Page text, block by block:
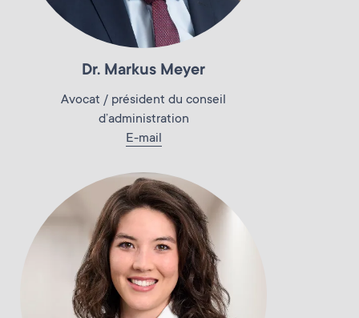
Dr. Markus Meyer
Avocat / président du conseil
d’administration
E-mail